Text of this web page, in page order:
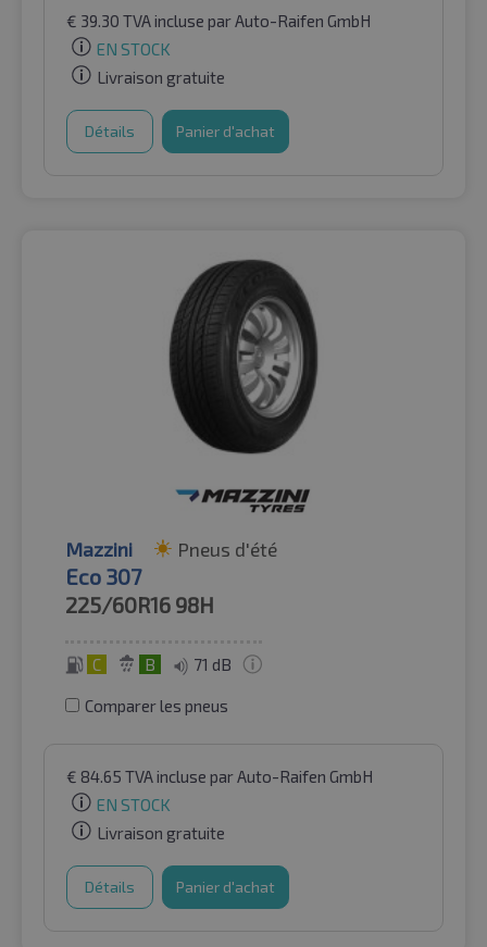
€ 39.30 TVA incluse par Auto-Raifen GmbH
EN STOCK
Livraison gratuite
Détails Panier d'achat
Mazzini Pneus d'été
Eco 307
225/60R16 98H
C B 71 dB
Comparer les pneus
€ 84.65 TVA incluse par Auto-Raifen GmbH
EN STOCK
Livraison gratuite
Détails Panier d'achat